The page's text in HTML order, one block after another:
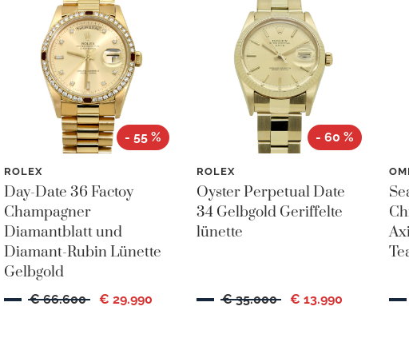
- 55 %
ROLEX
Day-Date 36 Factoy
Champagner
Diamantblatt und
Diamant-Rubin Lünette
Gelbgold
€ 66.600 € 29.990
- 60 %
ROLEX
Oyster Perpetual Date
34 Gelbgold Geriffelte
lünette
€ 35.000 € 13.990